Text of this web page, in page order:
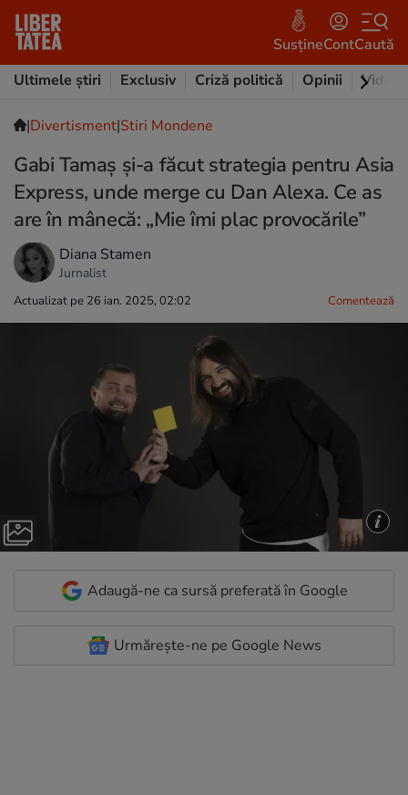
SusțineContCaută
Ultimele știri
Exclusiv Criză politică Opinii Video
|Divertisment|Stiri Mondene
Gabi Tamaș și-a făcut strategia pentru Asia
Express, unde merge cu Dan Alexa. Ce as
are în mânecă: „Mie îmi plac provocările”
Diana Stamen
Jurnalist
Actualizat pe 26 ian. 2025, 02:02 Comentează
Adaugă-ne ca sursă preferată în Google
Urmărește-ne pe Google News